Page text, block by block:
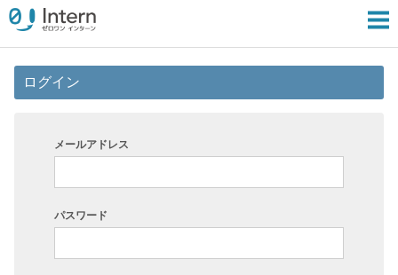
ログイン
メールアドレス
パスワード